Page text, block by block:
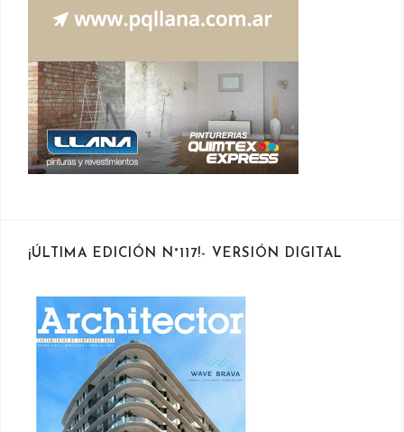
¡ÚLTIMA EDICIÓN N°117!- VERSIÓN DIGITAL